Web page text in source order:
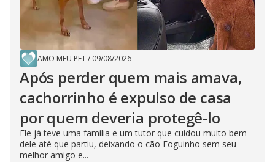
AMO MEU PET/ 09/08/2026
Após perder quem mais amava,
cachorrinho é expulso de casa
por quem deveria protegê-lo
Ele já teve uma família e um tutor que cuidou muito bem
dele até que partiu, deixando o cão Foguinho sem seu
melhor amigo e...